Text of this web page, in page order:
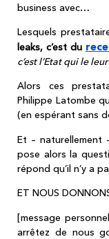
business avec…
Lesquels
leaks, c’est du
c’est l’Etat qui le
Alors ces
Philippe Latombe
(en espérant sans
Et – naturellement
pose alors la
répond qu’il n’y a
ET NOUS
[message
arrêtez de nous